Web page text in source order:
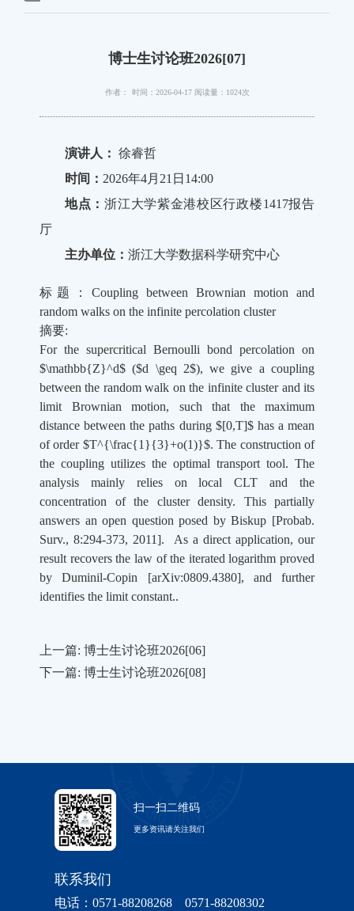
博士生讨论班2026[07]
作者： 时间：2026-04-17 阅读量：1024次
演讲人： 徐睿哲
时间： 2026年4月21日14:00
地点：浙江大学紫金港校区行政楼1417报告
厅
主办单位： 浙江大学数据科学研究中心
标题：Coupling between Brownian motion and
random walks on the infinite percolation cluster
摘要:
For the supercritical Bernoulli bond percolation on
$\mathbb{Z}^d$ ($d \geq 2$), we give a coupling
between the random walk on the infinite cluster and its
limit Brownian motion, such that the maximum
distance between the paths during $[0,T]$ has a mean
of order $T^{\frac{1}{3}+o(1)}$. The construction of
the coupling utilizes the optimal transport tool. The
analysis mainly relies on local CLT and the
concentration of the cluster density. This partially
answers an open question posed by Biskup [Probab.
Surv., 8:294-373, 2011].
As a direct application, our
result recovers the law of the iterated logarithm proved
by Duminil-Copin [arXiv:0809.4380], and further
identifies the limit constant..
上一篇: 博士生讨论班2026[06]
下一篇: 博士生讨论班2026[08]
扫一扫二维码
更多资讯请关注我们
联系我们
电话：0571-88208268 0571-88208302